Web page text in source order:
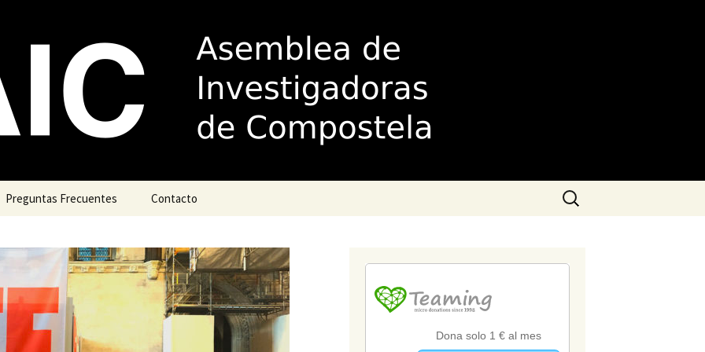
Investigadoras de
Preguntas Frecuentes
Complemento por
antigüidade (trienios)
Guía de boas prácticas
para dirixir e/ou titorizar
teses
Contacto
Buscar: